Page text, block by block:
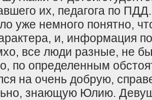
их, педагога по
уже немного понятно,
и, информация
все люди разные, не
по определенным
на очень добрую,
знающую Юлию.